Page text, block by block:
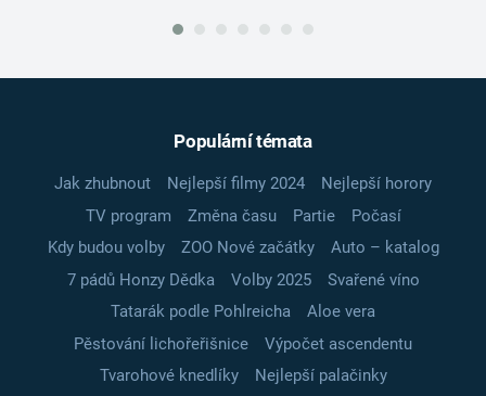
Populární témata
Jak zhubnout Nejlepší filmy 2024
Nejlepší horory
TV program
Změna času Partie
Počasí
Kdy budou volby
ZOO Nové začátky
Auto – katalog
7 pádů Honzy Dědka
Volby 2025
Svařené víno
Tatarák podle Pohlreicha
Aloe vera
Pěstování lichořeřišnice
Výpočet ascendentu
Tvarohové knedlíky
Nejlepší palačinky